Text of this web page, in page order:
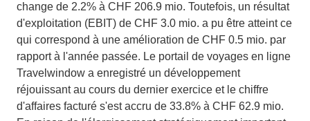
change de 2.2% à CHF 206.9 mio. Toutefois, un résultat
d'exploitation (EBIT) de CHF 3.0 mio. a pu être atteint ce
qui correspond à une amélioration de CHF 0.5 mio. par
rapport à l'année passée. Le portail de voyages en ligne
Travelwindow a enregistré un développement
réjouissant au cours du dernier exercice et le chiffre
d'affaires facturé s'est accru de 33.8% à CHF 62.9 mio.